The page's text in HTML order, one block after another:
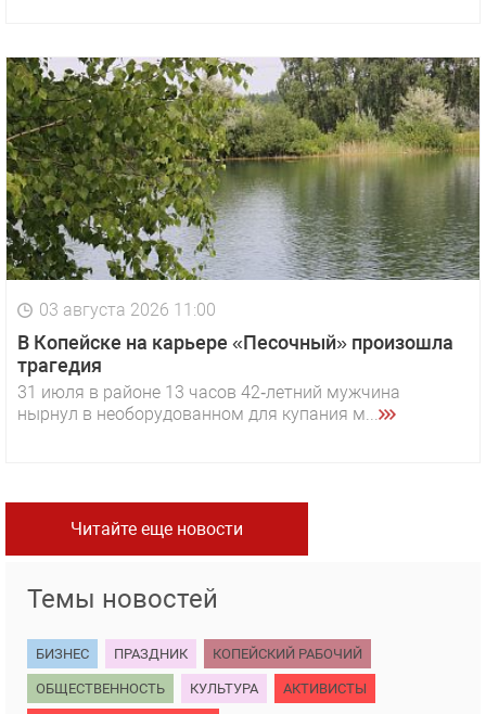
03 августа 2026 11:00
В Копейске на карьере «Песочный» произошла
трагедия
31 июля в районе 13 часов 42‑летний мужчина
нырнул в необорудованном для купания м...
Читайте еще новости
Темы новостей
БИЗНЕС ПРАЗДНИК КОПЕЙСКИЙ РАБОЧИЙ
ОБЩЕСТВЕННОСТЬ КУЛЬТУРА АКТИВИСТЫ